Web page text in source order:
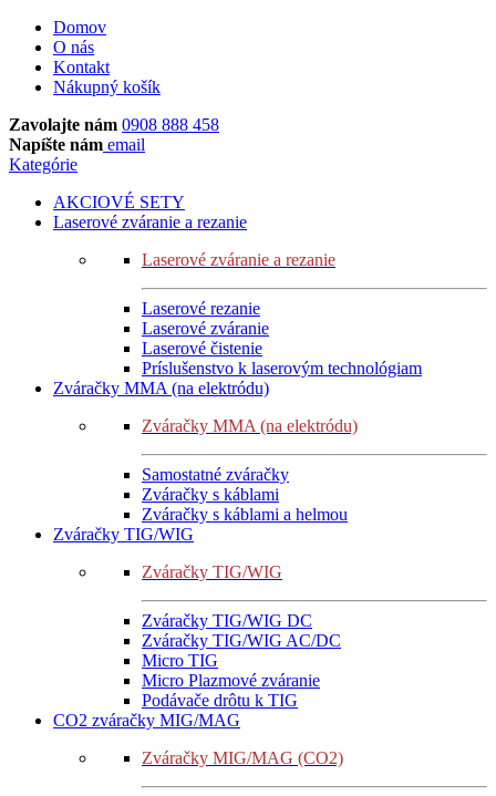
Domov
O nás
Kontakt
Nákupný košík
Zavolajte nám 0908 888 458
Napíšte nám email
Kategórie
AKCIOVÉ SETY
Laserové zváranie a rezanie
Laserové zváranie a rezanie
Laserové rezanie
Laserové zváranie
Laserové čistenie
Príslušenstvo k laserovým technológiam
Zváračky MMA (na elektródu)
Zváračky MMA (na elektródu)
Samostatné zváračky
Zváračky s káblami
Zváračky s káblami a helmou
Zváračky TIG/WIG
Zváračky TIG/WIG
Zváračky TIG/WIG DC
Zváračky TIG/WIG AC/DC
Micro TIG
Micro Plazmové zváranie
Podávače drôtu k TIG
CO2 zváračky MIG/MAG
Zváračky MIG/MAG (CO2)